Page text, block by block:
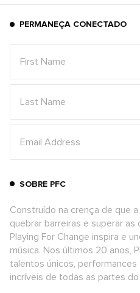
PERMANEÇA CONECTADO
SOBRE PFC
Construído na crença de que
quebrar barreiras e superar
Playing For Change inspira e
música. Nos últimos 20 anos,
talentos únicos,
incríveis de todas as partes do